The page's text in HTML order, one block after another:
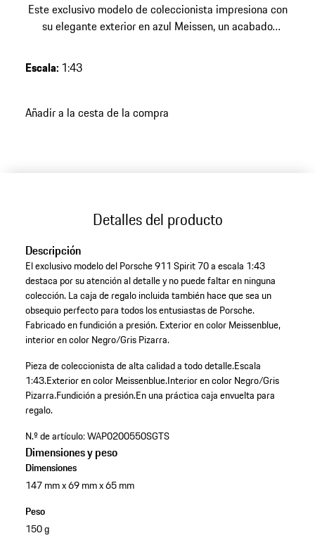
Este exclusivo modelo de coleccionista impresiona con
su elegante exterior en azul Meissen, un acabado
cualquier colección Porsche exigente.
Escala: 1:43
Añadir a la cesta de la compra
Detalles del producto
Descripción
El exclusivo modelo del Porsche 911 Spirit 70 a escala 1:43
destaca por su atención al detalle y no puede faltar en ninguna
colección. La caja de regalo incluida también hace que sea un
obsequio perfecto para todos los entusiastas de Porsche.
Fabricado en fundición a presión. Exterior en color Meissenblue,
interior en color Negro/Gris Pizarra.
Pieza de coleccionista de alta calidad a todo detalle.Escala
1:43.Exterior en color Meissenblue.Interior en color Negro/Gris
Pizarra.Fundición a presión.En una práctica caja envuelta para
regalo.
N.º de artículo:WAP0200550SGTS
Dimensiones y peso
Dimensiones
147 mm x 69 mm x 65 mm
Peso
150 g